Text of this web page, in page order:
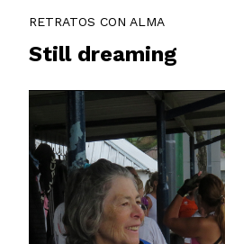
RETRATOS CON ALMA
Still dreaming